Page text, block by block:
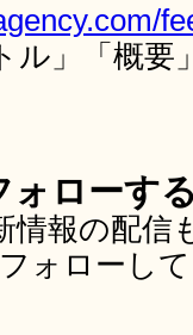
ル」「概要
ォローす
情報の配
ォローし